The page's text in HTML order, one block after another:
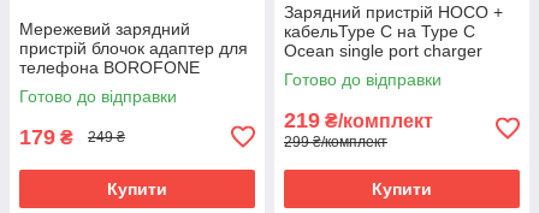
Мережевий зарядний
пристрій блочок адаптер для
телефона BOROFONE
Erudite Single Port Charger
BAS12A (1USB, 18W/3A,
Готово до відправки
179 ₴ 249 ₴
Купити
Зарядний пристрій HOCO +
кабельType C на Type C
Ocean single port charger
CS13A |1type-C, 20W/3A,
PD/QC|
Готово до відправки
219 ₴/комплект
299 ₴/комплект
Купити